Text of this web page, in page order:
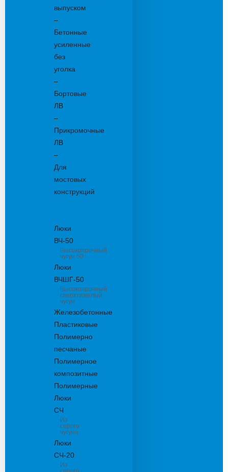
выпуском
–
Бетонные
усиленные
без
уголка
–
Бортовые
ЛВ
–
Прикромочные
ЛВ
–
Для
мостовых
конструкций
Люки
ВЧ-50
Высокопрочный
чугун 50
Люки
ВЧШГ-50
Высокопрочный
сверхтяжелый
чугун
Железобетонные
Пластиковые
Полимерно
песчаные
Полимерное
композитные
Полимерные
Люки
СЧ
Из
серого
чугуна
Люки
СЧ-20
Из